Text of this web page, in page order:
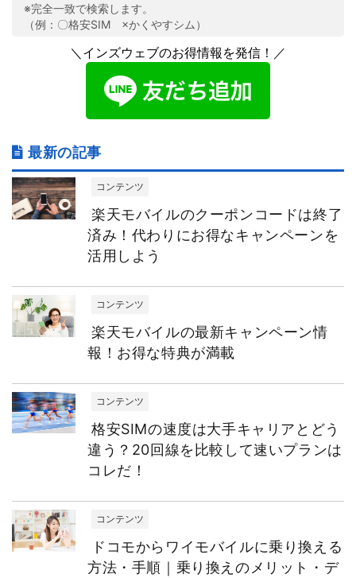
※完全一致で検索します。
（例：〇格安SIM ×かくやすシム）
＼インズウェブのお得情報を発信！／
最新の記事
コンテンツ
楽天モバイルのクーポンコードは終了
済み！代わりにお得なキャンペーンを
活用しよう
コンテンツ
楽天モバイルの最新キャンペーン情
報！お得な特典が満載
コンテンツ
格安SIMの速度は大手キャリアとどう
違う？20回線を比較して速いプランは
コレだ！
コンテンツ
ドコモからワイモバイルに乗り換える
方法・手順｜乗り換えのメリット・デ